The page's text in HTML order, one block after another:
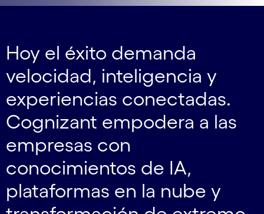
Hoy el éxito demanda
velocidad, inteligencia y
experiencias conectadas.
Cognizant empodera a las
empresas con
conocimientos de IA,
plataformas en la nube y